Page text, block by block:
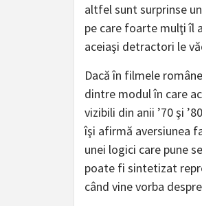
altfel sunt surprinse
pe care foarte mulţi îl
aceiaşi detractori le
Dacă în filmele
dintre modul în care
vizibili din anii ’70 şi
îşi afirmă aversiunea
unei logici care pune
poate fi sintetizat
când vine vorba